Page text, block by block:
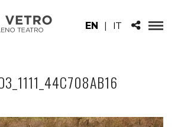
EN | IT